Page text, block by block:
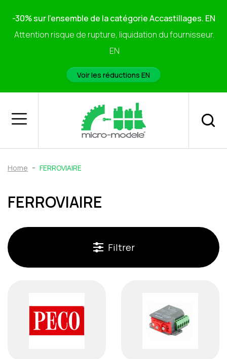
-30% sur l'ensemble de la catégorie Accastillages. EN
Attention risque de rupture, liquidation du fournisseur.
EN
Voir les réductions EN
Home FERROVIAIRE
FERROVIAIRE
Filtrer